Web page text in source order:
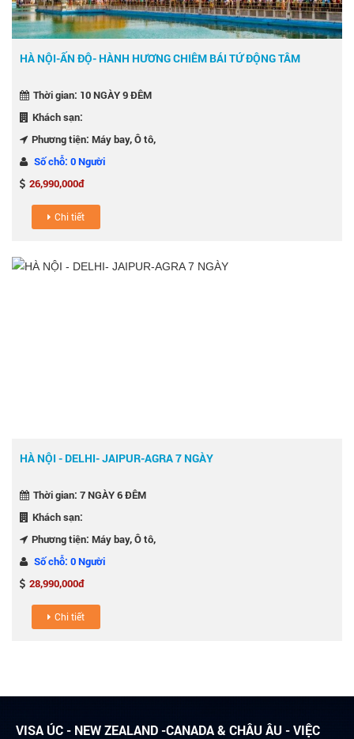
HÀ NỘI-ẤN ĐỘ- HÀNH HƯƠNG CHIÊM BÁI TỨ ĐỘNG TÂM
Thời gian: 10 NGÀY 9 ĐÊM
Khách sạn:
Phương tiện: Máy bay, Ô tô,
Số chỗ: 0 Người
26,990,000đ
Chi tiết
HÀ NỘI - DELHI- JAIPUR-AGRA 7 NGÀY
Thời gian: 7 NGÀY 6 ĐÊM
Khách sạn:
Phương tiện: Máy bay, Ô tô,
Số chỗ: 0 Người
28,990,000đ
Chi tiết
VISA ÚC - NEW ZEALAND -CANADA & CHÂU ÂU - VIỆC